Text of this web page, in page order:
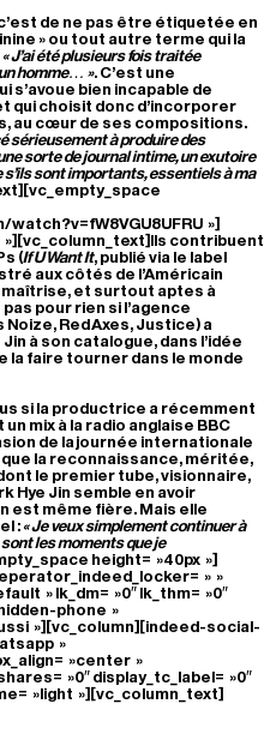
de ne pas être étiquetée en
» ou tout autre terme qui la
« J’ai été plusieurs fois traitée
homme… ». C’est une
s’avoue bien incapable de
qui choisit donc d’incorporer
au cœur de ses compositions.
sérieusement à produire des
sorte de journal intime, un exutoire
s’ils sont importants, essentiels à ma
»]
contribuent
(If U Want It, publié via le label
aux côtés de l’Américain
maîtrise, et surtout aptes à
pour rien si l’agence
Red Axes, Justice) a
à son catalogue, dans l’idée
la faire tourner dans le monde
si la productrice a récemment
mix à la radio anglaise BBC
de la journée internationale
la reconnaissance, méritée,
le premier tube, visionnaire,
Hye Jin semble en avoir
est même fière. Mais elle
: « Je veux simplement continuer à
les moments que je
height= »40px »]
» »
» lk_dm= »0″ lk_thm= »0″
phone »
»][vc_column][indeed-social-
»
»center »
»0″ display_tc_label= »0″
»light »][vc_column_text]